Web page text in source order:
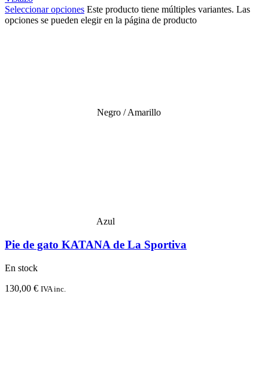
Seleccionar opciones Este producto tiene múltiples variantes. Las
opciones se pueden elegir en la página de producto
Negro / Amarillo
Azul
Pie de gato KATANA de La Sportiva
En stock
130,00 € IVA inc.